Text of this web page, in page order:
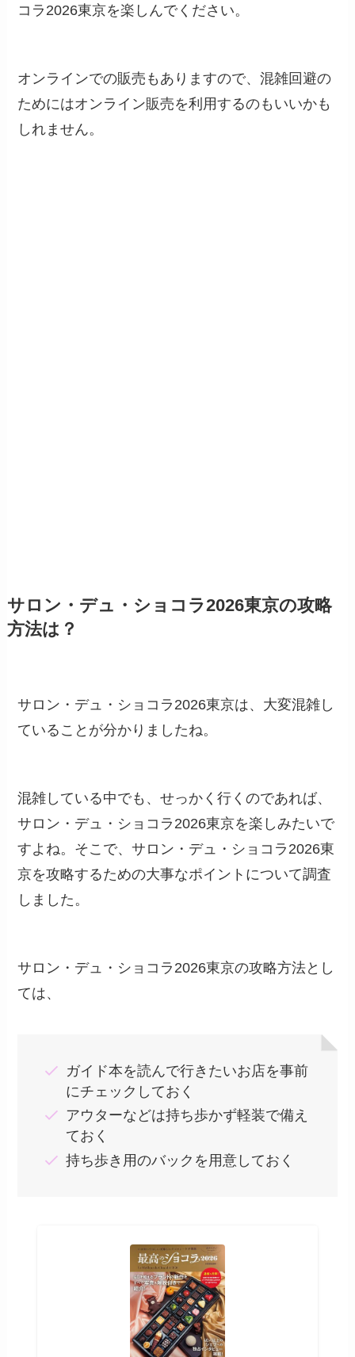
コラ2026東京を楽しんでください。
オンラインでの販売もありますので、混雑回避の
ためにはオンライン販売を利用するのもいいかも
しれません。
サロン・デュ・ショコラ2026東京の攻略
方法は？
サロン・デュ・ショコラ2026東京は、大変混雑し
ていることが分かりましたね。
混雑している中でも、せっかく行くのであれば、
サロン・デュ・ショコラ2026東京を楽しみたいで
すよね。そこで、サロン・デュ・ショコラ2026東
京を攻略するための大事なポイントについて調査
しました。
サロン・デュ・ショコラ2026東京の攻略方法とし
ては、
ガイド本を読んで行きたいお店を事前
にチェックしておく
アウターなどは持ち歩かず軽装で備え
ておく
持ち歩き用のバックを用意しておく